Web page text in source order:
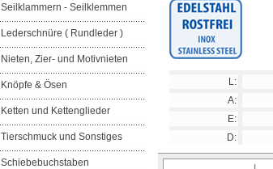
Seilklammern - Seilklemmen
Lederschnüre ( Rundleder )
Nieten, Zier- und Motivnieten
Knöpfe & Ösen
Ketten und Kettenglieder
Tierschmuck und Sonstiges
Schiebebuchstaben
L:
A:
E:
D: